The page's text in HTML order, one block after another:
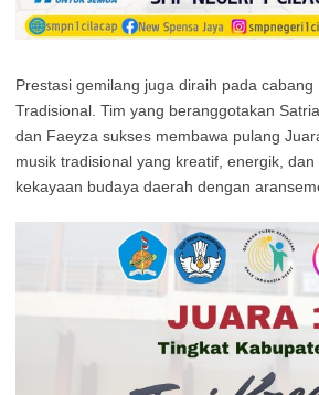
Prestasi gemilang juga diraih pada cabang
Tradisional. Tim yang beranggotakan
dan Faeyza sukses membawa pulang
musik tradisional yang kreatif, energik,
kekayaan budaya daerah dengan